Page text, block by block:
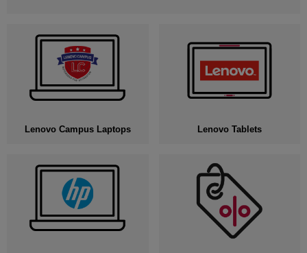
Lenovo Campus Laptops Lenovo Tablets